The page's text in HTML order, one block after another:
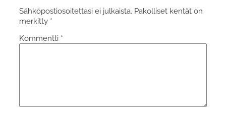
Sähköpostiosoitettasi ei julkaista. Pakolliset kentät on
merkitty *
Kommentti *